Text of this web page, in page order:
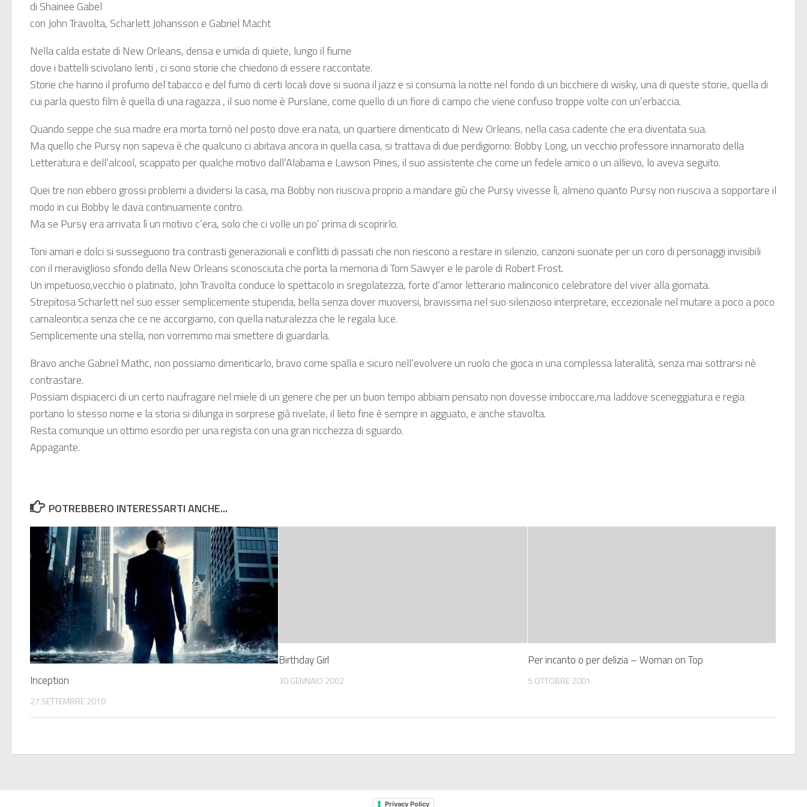
di Shainee Gabel
con John Travolta, Scharlett Johansson e Gabriel Macht
Nella calda estate di New Orleans, densa e umida di quiete, lungo il fiume
dove i battelli scivolano lenti , ci sono storie che chiedono di essere raccontate.
Storie che hanno il profumo del tabacco e del fumo di certi locali dove si suona il jazz e si consuma la notte nel fondo di un bicchiere di wisky, una di queste storie, quella di
cui parla questo film è quella di una ragazza , il suo nome è Purslane, come quello di un fiore di campo che viene confuso troppe volte con un’erbaccia.
Quando seppe che sua madre era morta tornò nel posto dove era nata, un quartiere dimenticato di New Orleans, nella casa cadente che era diventata sua.
Ma quello che Pursy non sapeva è che qualcuno ci abitava ancora in quella casa, si trattava di due perdigiorno: Bobby Long, un vecchio professore innamorato della
Letteratura e dell’alcool, scappato per qualche motivo dall’Alabama e Lawson Pines, il suo assistente che come un fedele amico o un allievo, lo aveva seguito.
Quei tre non ebbero grossi problemi a dividersi la casa, ma Bobby non riusciva proprio a mandare giù che Pursy vivesse lì, almeno quanto Pursy non riusciva a sopportare il
modo in cui Bobby le dava continuamente contro.
Ma se Pursy era arrivata lì un motivo c’era, solo che ci volle un po’ prima di scoprirlo.
Toni amari e dolci si susseguono tra contrasti generazionali e conflitti di passati che non riescono a restare in silenzio, canzoni suonate per un coro di personaggi invisibili
con il meraviglioso sfondo della New Orleans sconosciuta che porta la memoria di Tom Sawyer e le parole di Robert Frost.
Un impetuoso,vecchio o platinato, John Travolta conduce lo spettacolo in sregolatezza, forte d’amor letterario malinconico celebratore del viver alla giornata.
Strepitosa Scharlett nel suo esser semplicemente stupenda, bella senza dover muoversi, bravissima nel suo silenzioso interpretare, eccezionale nel mutare a poco a poco
camaleontica senza che ce ne accorgiamo, con quella naturalezza che le regala luce.
Semplicemente una stella, non vorremmo mai smettere di guardarla.
Bravo anche Gabriel Mathc, non possiamo dimenticarlo, bravo come spalla e sicuro nell’evolvere un ruolo che gioca in una complessa lateralità, senza mai sottrarsi nè
contrastare.
Possiam dispiacerci di un certo naufragare nel miele di un genere che per un buon tempo abbiam pensato non dovesse imboccare,ma laddove sceneggiatura e regia
portano lo stesso nome e la storia si dilunga in sorprese già rivelate, il lieto fine è sempre in agguato, e anche stavolta.
Resta comunque un ottimo esordio per una regista con una gran ricchezza di sguardo.
Appagante.
POTREBBERO INTERESSARTI ANCHE...
Inception
27 SETTEMBRE 2010
Birthday Girl
30 GENNAIO 2002
Per incanto o per delizia – Woman on Top
5 OTTOBRE 2001
Privacy Policy